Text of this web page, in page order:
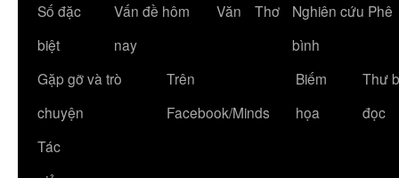
Số đặc
biệt
Vấn đề hôm
nay
Văn Thơ
Nghiên cứu Phê
bình
Gặp gỡ và trò
chuyện
Trên
Facebook/Minds
Biếm
họa
Thư
đọc
Tác